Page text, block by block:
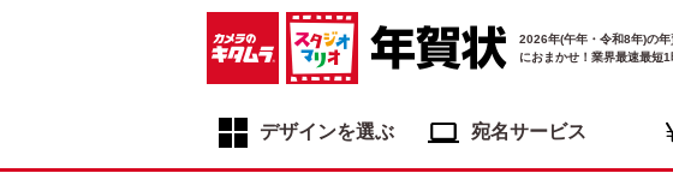
2026年(午年・令和8年)の年
におまかせ！業界最速最短1
デザインを選ぶ 宛名サービス